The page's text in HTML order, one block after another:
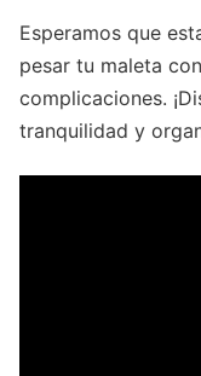
Esperamos que
pesar tu maleta
complicaciones.
tranquilidad y